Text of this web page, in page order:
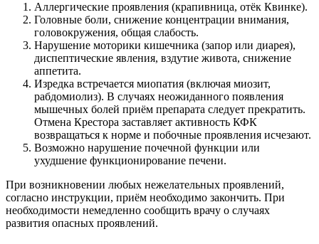
Аллергические проявления (крапивница, отёк Квинке).
Головные боли, снижение концентрации внимания,
головокружения, общая слабость.
Нарушение моторики кишечника (запор или диарея),
диспептические явления, вздутие живота, снижение
аппетита.
Изредка встречается миопатия (включая миозит,
рабдомиолиз). В случаях неожиданного появления
мышечных болей приём препарата следует прекратить.
Отмена Крестора заставляет активность КФК
возвращаться к норме и побочные проявления исчезают.
Возможно нарушение почечной функции или
ухудшение функционирование печени.
При возникновении любых нежелательных проявлений,
согласно инструкции, приём необходимо закончить. При
необходимости немедленно сообщить врачу о случаях
развития опасных проявлений.